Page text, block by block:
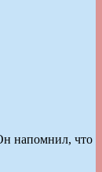
напомнил, что